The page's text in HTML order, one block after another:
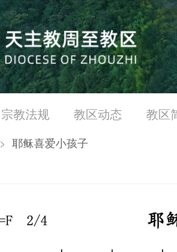
宗教法规 教区动态 教区
> 耶稣喜爱小孩子